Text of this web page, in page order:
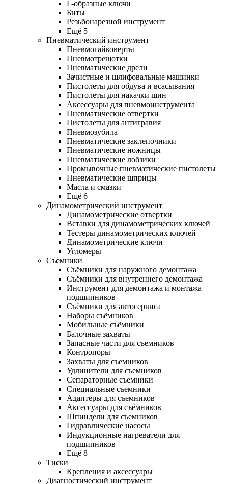
Г-образные ключи
Биты
Резьбонарезной инструмент
Ещё 5
Пневматический инструмент
Пневмогайковерты
Пневмотрещотки
Пневматические дрели
Зачистные и шлифовальные машинки
Пистолеты для обдува и всасывания
Пистолеты для накачки шин
Аксессуары для пневмоинструмента
Пневматические отвертки
Пистолеты для антигравия
Пневмозубила
Пневматические заклепочники
Пневматические ножницы
Пневматические лобзики
Промывочные пневматические пистолеты
Пневматические шприцы
Масла и смазки
Ещё 6
Динамометрический инструмент
Динамометрические отвертки
Вставки для динамометрических ключей
Тестеры динамометрических ключей
Динамометрические ключи
Угломеры
Съемники
Съёмники для наружного демонтажа
Съёмники для внутреннего демонтажа
Инструмент для демонтажа и монтажа
подшипников
Съёмники для автосервиса
Наборы съёмников
Мобильные съёмники
Балочные захваты
Запасные части для съемников
Контропоры
Захваты для съемников
Удлинители для съемников
Сепараторные съемники
Специальные съемники
Адаптеры для съемников
Аксессуары для съёмников
Шпиндели для съемников
Гидравлические насосы
Индукционные нагреватели для
подшипников
Ещё 8
Тиски
Крепления и аксессуары
Диагностический инструмент